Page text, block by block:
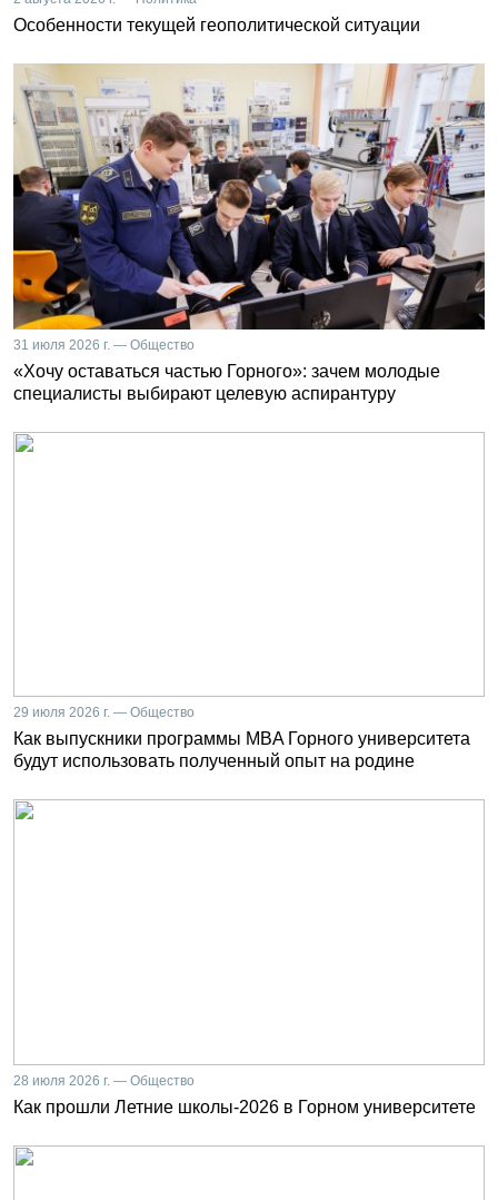
Особенности текущей геополитической ситуации
31 июля 2026 г. — Общество
«Хочу оставаться частью Горного»: зачем молодые
специалисты выбирают целевую аспирантуру
29 июля 2026 г. — Общество
Как выпускники программы MBA Горного университета
будут использовать полученный опыт на родине
28 июля 2026 г. — Общество
Как прошли Летние школы-2026 в Горном университете